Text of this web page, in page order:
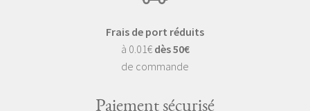
Frais de port réduits
à 0.01€ dès 50€
de commande
Paiement sécurisé